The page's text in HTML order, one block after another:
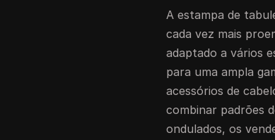
A estampa de
cada vez mais
adaptado a vários
para uma ampla
acessórios de
combinar padrões
ondulados, os